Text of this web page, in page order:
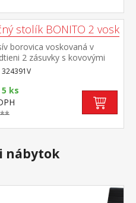
stolík BONITO 2 vosk
borovica voskovaná v
2 zásuvky s kovovými
5 ks
**
nábytok